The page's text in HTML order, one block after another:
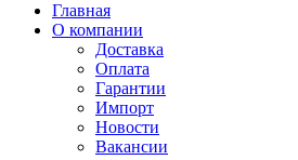
Главная
О компании
Доставка
Оплата
Гарантии
Импорт
Новости
Вакансии